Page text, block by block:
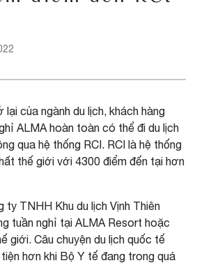
của ngành du lịch, khách hàng
ALMA hoàn toàn có thể đi du lịch
qua hệ thống RCI. RCI là hệ thống
thế giới với 4300 điểm đến tại hơn
ty TNHH Khu du lịch Vịnh Thiên
tuần nghỉ tại ALMA Resort hoặc
giới. Câu chuyện du lịch quốc tế
hơn khi Bộ Y tế đang trong quá